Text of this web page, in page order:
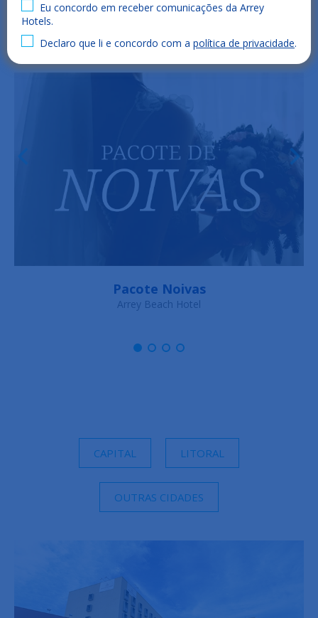
Eu concordo em receber comunicações da Arrey
Hotels.
Declaro que li e concordo com a política de privacidade.
Pacote de aniversário
Arrey Boutique Hotel
CAPITAL LITORAL
OUTRAS CIDADES